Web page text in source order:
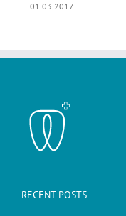
01.03.2017
RECENT POSTS